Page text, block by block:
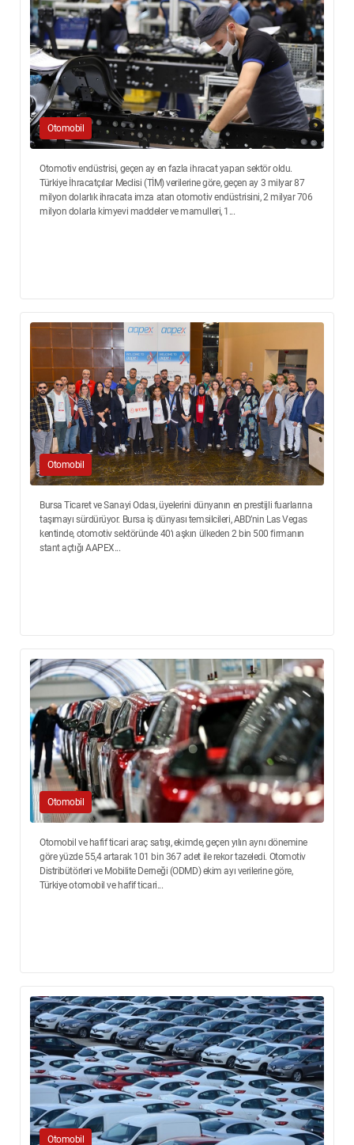
Otomobil
Otomotiv endüstrisi, geçen ay en fazla ihracat yapan sektör oldu.
Türkiye İhracatçılar Meclisi (TİM) verilerine göre, geçen ay 3 milyar 87
milyon dolarlık ihracata imza atan otomotiv endüstrisini, 2 milyar 706
milyon dolarla kimyevi maddeler ve mamulleri, 1...
Otomobil
Bursa Ticaret ve Sanayi Odası, üyelerini dünyanın en prestijli fuarlarına
taşımayı sürdürüyor. Bursa iş dünyası temsilcileri, ABD’nin Las Vegas
kentinde, otomotiv sektöründe 40’ı aşkın ülkeden 2 bin 500 firmanın
stant açtığı AAPEX...
Otomobil
Otomobil ve hafif ticari araç satışı, ekimde, geçen yılın aynı dönemine
göre yüzde 55,4 artarak 101 bin 367 adet ile rekor tazeledi. Otomotiv
Distribütörleri ve Mobilite Derneği (ODMD) ekim ayı verilerine göre,
Türkiye otomobil ve hafif ticari...
Otomobil